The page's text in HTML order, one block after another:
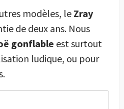
modèles, le Zray
de deux ans. Nous
gonflable est surtout
ludique, ou pour